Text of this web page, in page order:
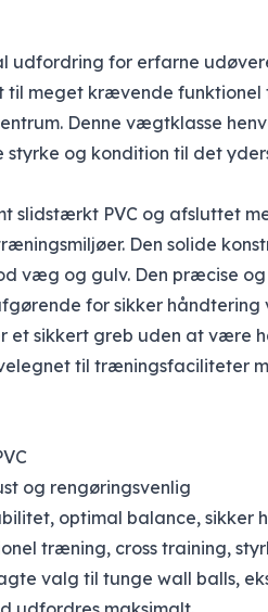
udfordring for erfarne
til meget krævende
Denne vægtklasse
styrke og kondition til det
slidstærkt PVC og afsluttet
Den solide
væg og gulv. Den præcise
for sikker håndtering
et sikkert greb uden at være
til træningsfaciliteter
og rengøringsvenlig
optimal balance, sikker
træning, cross training,
valg til tunge wall balls,